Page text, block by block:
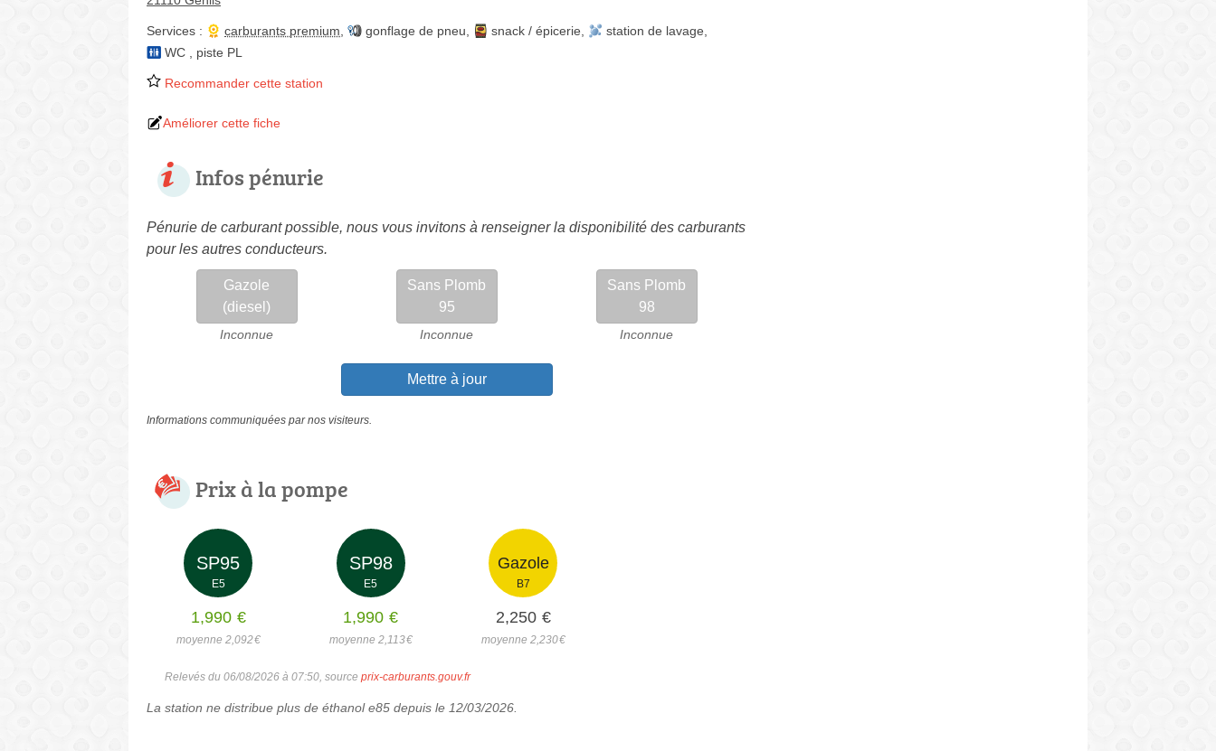
Services : carburants premium gonflage de pneu snack / épicerie station de lavage
WC
piste PL
Recommander cette station
Améliorer cette fiche
Infos pénurie
Pénurie de carburant possible, nous vous invitons à renseigner la disponibilité des carburants
pour les autres conducteurs.
Gazole
(diesel)
Inconnue
Sans Plomb
95
Inconnue
Sans Plomb
98
Inconnue
Mettre à jour
Informations communiquées par nos visiteurs.
Prix à la pompe
SP95
E5
1,990 €
moyenne 2,092€
SP98
E5
1,990 €
moyenne 2,113€
Gazole
B7
2,250 €
moyenne 2,230€
Relevés du 06/08/2026 à 07:50, source prix-carburants.gouv.fr
La station ne distribue plus de éthanol e85 depuis le 12/03/2026.